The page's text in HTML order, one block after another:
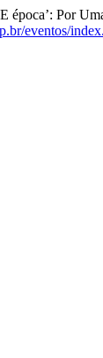
época’: Por
eventos/